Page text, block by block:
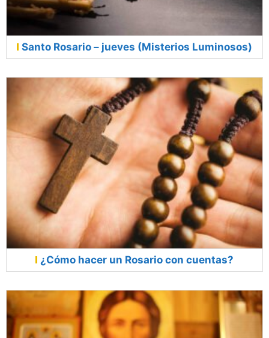
Santo Rosario – jueves (Misterios Luminosos)
¿Cómo hacer un Rosario con cuentas?